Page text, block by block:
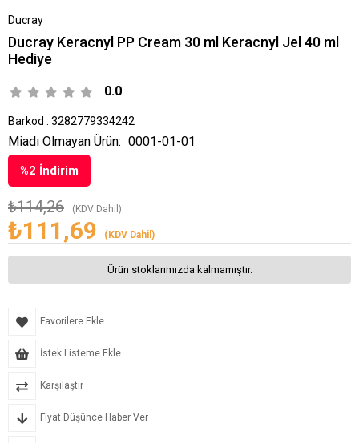
Ducray
Ducray Keracnyl PP Cream 30 ml Keracnyl Jel 40 ml
Hediye
0.0
Barkod : 3282779334242
%2 İndirim
₺114,26 (KDV Dahil)
₺111,69 (KDV Dahil)
Miadı Olmayan Ürün: 0001-01-01
Ürün stoklarımızda kalmamıştır.
Favorilere Ekle
İstek Listeme Ekle
Karşılaştır
Fiyat Düşünce Haber Ver